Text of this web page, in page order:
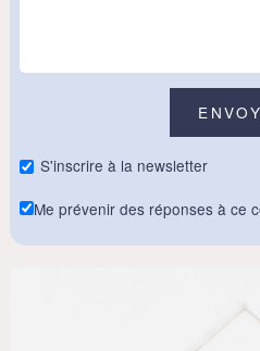
S'inscrire à la newsletter
Me prévenir des réponses à ce